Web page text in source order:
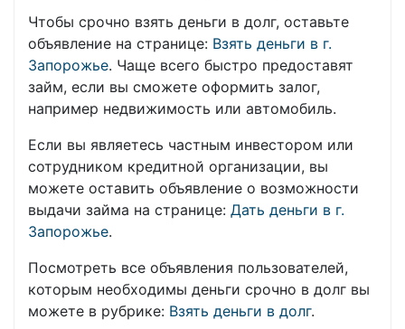
Чтобы срочно взять деньги в долг, оставьте
объявление на странице: Взять деньги в г.
Запорожье. Чаще всего быстро предоставят
займ, если вы сможете оформить залог,
например недвижимость или автомобиль.
Если вы являетесь частным инвестором или
сотрудником кредитной организации, вы
можете оставить объявление о возможности
выдачи займа на странице: Дать деньги в г.
Запорожье.
Посмотреть все объявления пользователей,
которым необходимы деньги срочно в долг вы
можете в рубрике: Взять деньги в долг.